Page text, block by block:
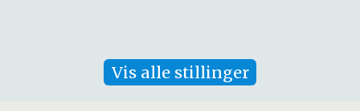
Vis alle stillinger